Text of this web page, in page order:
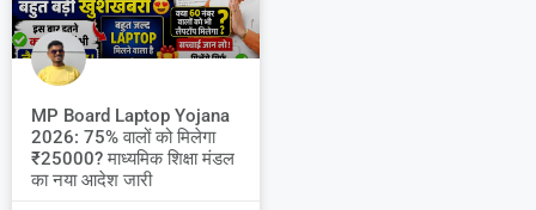
MP Board Laptop Yojana
2026: 75% वालों को मिलेगा
₹25000? माध्यमिक शिक्षा मंडल
का नया आदेश जारी